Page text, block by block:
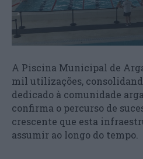
A Piscina Municipal de
mil utilizações,
dedicado à comunidade
confirma o percurso de
crescente que esta
assumir ao longo do tempo.